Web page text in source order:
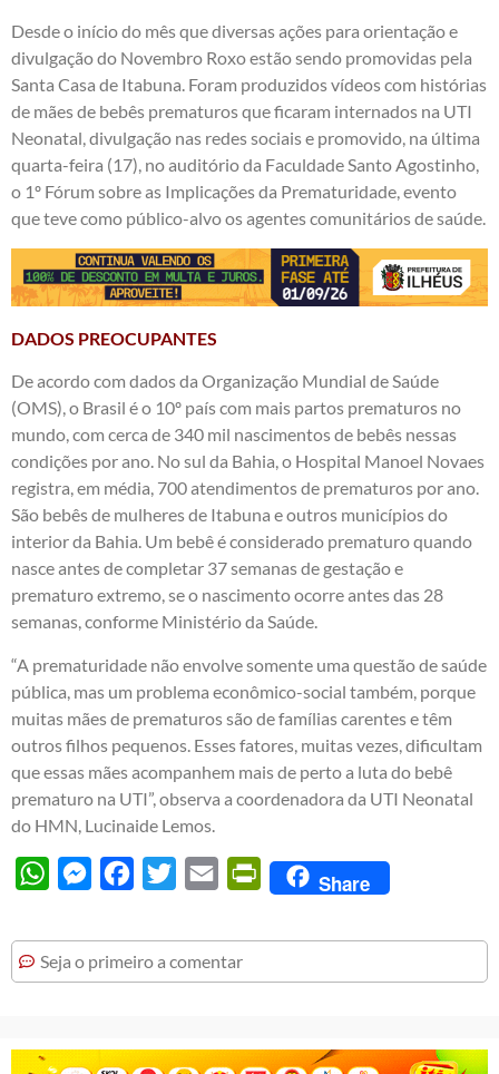
Desde o início do mês que diversas ações para orientação e
divulgação do Novembro Roxo estão sendo promovidas pela
Santa Casa de Itabuna. Foram produzidos vídeos com histórias
de mães de bebês prematuros que ficaram internados na UTI
Neonatal, divulgação nas redes sociais e promovido, na última
quarta-feira (17), no auditório da Faculdade Santo Agostinho,
o 1º Fórum sobre as Implicações da Prematuridade, evento
que teve como público-alvo os agentes comunitários de saúde.
DADOS PREOCUPANTES
De acordo com dados da Organização Mundial de Saúde
(OMS), o Brasil é o 10º país com mais partos prematuros no
mundo, com cerca de 340 mil nascimentos de bebês nessas
condições por ano. No sul da Bahia, o Hospital Manoel Novaes
registra, em média, 700 atendimentos de prematuros por ano.
São bebês de mulheres de Itabuna e outros municípios do
interior da Bahia. Um bebê é considerado prematuro quando
nasce antes de completar 37 semanas de gestação e
prematuro extremo, se o nascimento ocorre antes das 28
semanas, conforme Ministério da Saúde.
“A prematuridade não envolve somente uma questão de saúde
pública, mas um problema econômico-social também, porque
muitas mães de prematuros são de famílias carentes e têm
outros filhos pequenos. Esses fatores, muitas vezes, dificultam
que essas mães acompanhem mais de perto a luta do bebê
prematuro na UTI”, observa a coordenadora da UTI Neonatal
do HMN, Lucinaide Lemos.
WhatsAppMessengerFacebook
Twitter Email PrintFriendly
Share
Seja o primeiro a comentar